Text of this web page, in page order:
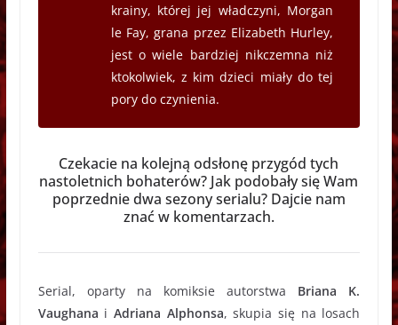
krainy, której jej władczyni, Morgan
le Fay, grana przez Elizabeth Hurley,
jest o wiele bardziej nikczemna niż
ktokolwiek, z kim dzieci miały do tej
pory do czynienia.
Czekacie na kolejną odsłonę przygód tych
nastoletnich bohaterów? Jak podobały się Wam
poprzednie dwa sezony serialu? Dajcie nam
znać w komentarzach.
Serial, oparty na komiksie autorstwa Briana K.
Vaughana iAdriana Alphonsa, skupia się na losach